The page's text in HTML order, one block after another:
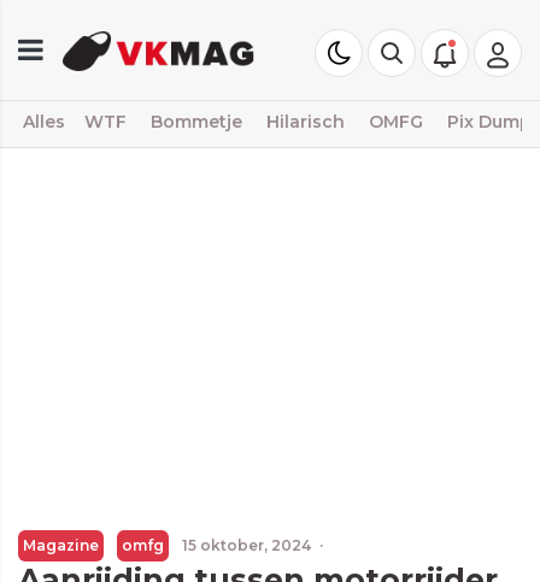
Alles WTF Bommetje Hilarisch OMFG Pix Dump
Magazine omfg 15 oktober, 2024 ·